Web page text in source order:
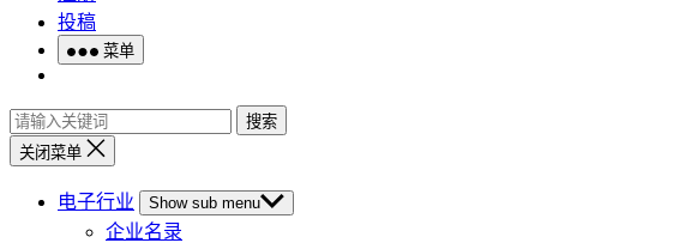
投稿
菜单
搜索
关闭菜单
电子行业 Show sub menu
企业名录